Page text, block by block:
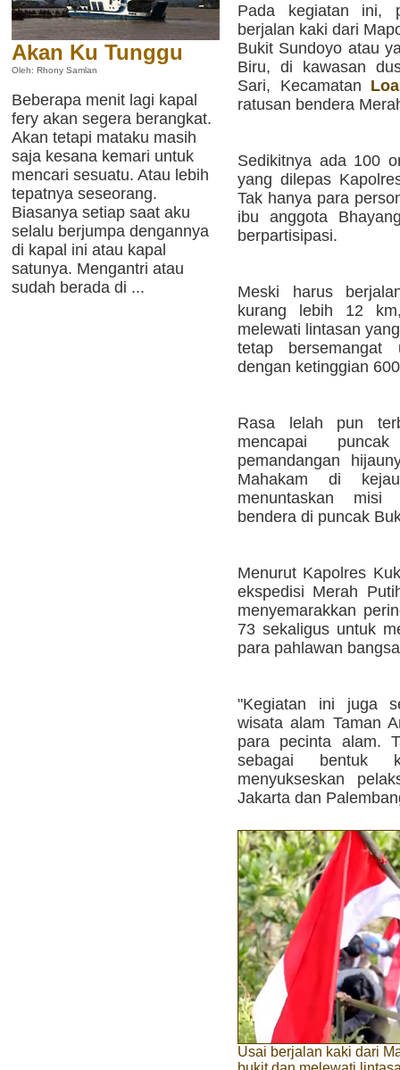
Akan Ku Tunggu
Oleh: Rhony Samlan
Beberapa menit lagi kapal
fery akan segera berangkat.
Akan tetapi mataku masih
saja kesana kemari untuk
mencari sesuatu. Atau lebih
tepatnya seseorang.
Biasanya setiap saat aku
selalu berjumpa dengannya
di kapal ini atau kapal
satunya. Mengantri atau
sudah berada di ...
Pada kegiatan ini,
berjalan kaki dari
Bukit Sundoyo atau
Biru, di kawasan
Sari, Kecamatan
ratusan bendera
Sedikitnya ada 100
yang dilepas
Tak hanya para
ibu anggota
berpartisipasi.
Meski harus
kurang lebih 12
melewati lintasan
tetap bersemangat
dengan ketinggian
Rasa lelah pun
mencapai
pemandangan
Mahakam di
menuntaskan misi
bendera di puncak
Menurut Kapolres
ekspedisi Merah
menyemarakkan
73 sekaligus untuk
para pahlawan
"Kegiatan ini juga
wisata alam Taman
para pecinta alam.
sebagai bentuk
menyukseskan
Jakarta dan
Usai berjalan kaki dari